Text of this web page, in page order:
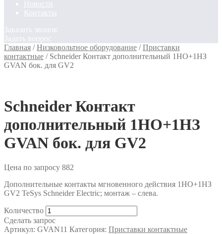
Новости
Контакты
Заказать звонок
Задать вопрос
Главная /Низковольтное оборудование /Приставки
контактные / Schneider Контакт дополнительный 1НО+1НЗ
GVAN бок. для GV2
Schneider Контакт
дополнительный 1НО+1НЗ
GVAN бок. для GV2
Цена по запросу 882
Дополнительные контакты мгновенного действия 1НО+1НЗ
GV2 TeSys Schneider Electric; монтаж – слева.
Количество
Сделать запрос
Артикул: GVAN11 Категория: Приставки контактные